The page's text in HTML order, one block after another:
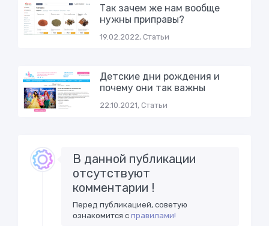
Так зачем же нам вообще
нужны приправы?
19.02.2022, Статьи
Детские дни рождения и
почему они так важны
22.10.2021, Статьи
В данной публикации
отсутствуют
комментарии !
Перед публикацией, советую
ознакомится справилами!